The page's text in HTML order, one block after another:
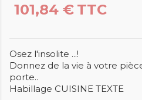
101,84 € TTC
Osez l'insolite ...!
Donnez de la vie à votre
porte..
Habillage CUISINE TEXTE